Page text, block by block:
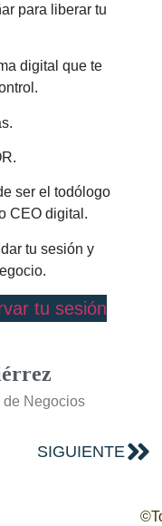
para liberar tu
digital que te
ser el todólogo
CEO digital.
tu sesión y
tu sesión
de Negocios
SIGUIENTE